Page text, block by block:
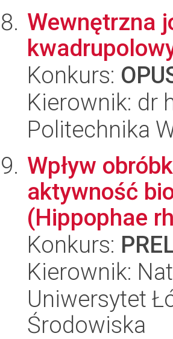
Wewnętrzna
Konkurs:
Kierownik: dr
Politechnika
Wpływ
aktywność
(Hippophae
Konkurs:
Kierownik:
Uniwersytet
Środowiska